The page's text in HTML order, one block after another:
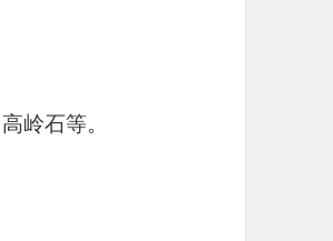
岭石等。